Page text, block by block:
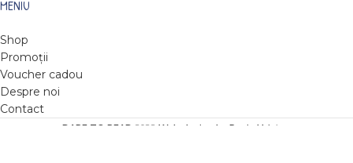
MENIU
Shop
Promoții
Voucher cadou
Despre noi
Contact
DARE TO READ 2022 Web design by Roxie Hristev